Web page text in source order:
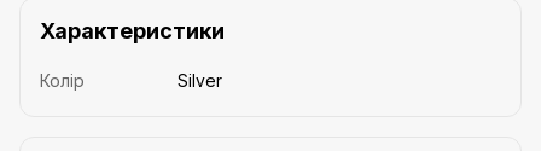
Характеристики
Колір Silver